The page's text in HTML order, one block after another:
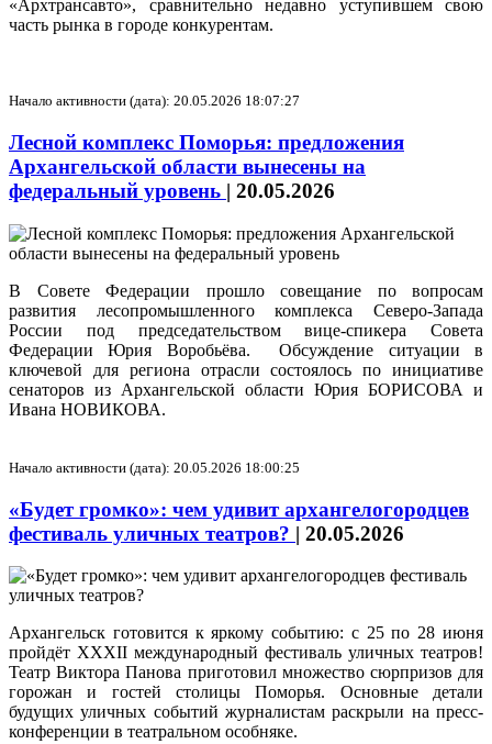
«Архтрансавто», сравнительно недавно уступившем свою
часть рынка в городе конкурентам.
Начало активности (дата): 20.05.2026 18:07:27
Лесной комплекс Поморья: предложения
Архангельской области вынесены на
федеральный уровень | 20.05.2026
В Совете Федерации прошло совещание по вопросам
развития лесопромышленного комплекса Северо-Запада
России под председательством вице-спикера Совета
Федерации Юрия Воробьёва. Обсуждение ситуации в
ключевой для региона отрасли состоялось по инициативе
сенаторов из Архангельской области Юрия БОРИСОВА и
Ивана НОВИКОВА.
Начало активности (дата): 20.05.2026 18:00:25
«Будет громко»: чем удивит архангелогородцев
фестиваль уличных театров? | 20.05.2026
Архангельск готовится к яркому событию: с 25 по 28 июня
пройдёт XXXII международный фестиваль уличных театров!
Театр Виктора Панова приготовил множество сюрпризов для
горожан и гостей столицы Поморья. Основные детали
будущих уличных событий журналистам раскрыли на пресс-
конференции в театральном особняке.